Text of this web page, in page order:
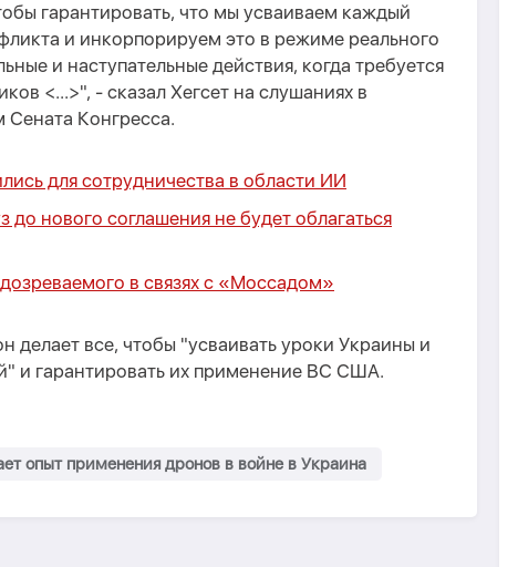
гарантировать, что мы усваиваем каждый
и инкорпорируем это в режиме реального
и наступательные действия, когда требуется
<...>", - сказал Хегсет на слушаниях в
Сената Конгресса.
для сотрудничества в области ИИ
нового соглашения не будет облагаться
в связях с «Моссадом»
делает все, чтобы "усваивать уроки Украины и
и гарантировать их применение ВС США.
опыт применения дронов в войне в Украина